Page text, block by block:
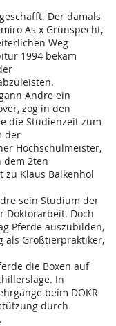
Der damals
As x Grünspecht,
Weg
1994 bekam
Andre ein
zog in den
die Studienzeit zum
der
Hochschulmeister,
dem 2ten
zu Klaus Balkenhol
sein Studium der
Doktorarbeit. Doch
Pferde auszubilden,
als Großtierpraktiker,
die Boxen auf
In
beim DOKR
durch